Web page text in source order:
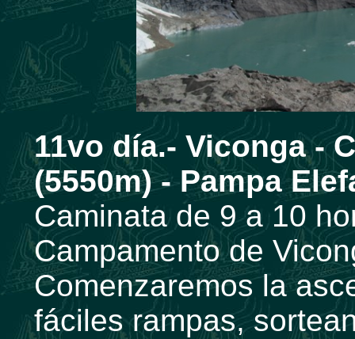
11vo día.- Viconga -
(5550m) - Pampa
Caminata de 9 a 10
Campamento de
Comenzaremos la
fáciles rampas,